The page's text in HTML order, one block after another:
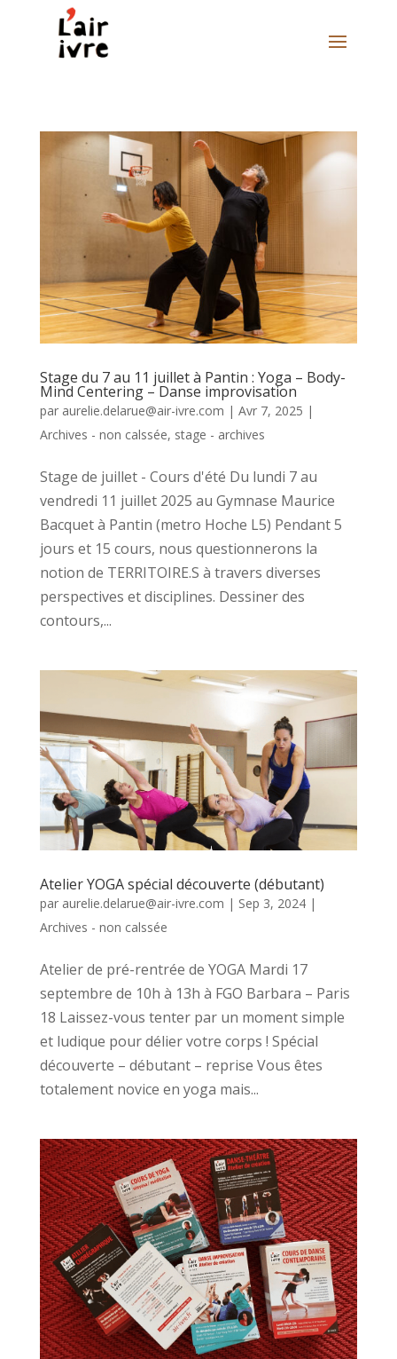
Stage du 7 au 11 juillet à Pantin : Yoga – Body-
Mind Centering – Danse improvisation
par aurelie.delarue@air-ivre.com | Avr 7, 2025 |
Archives - non calssée, stage - archives
Stage de juillet - Cours d'été Du lundi 7 au
vendredi 11 juillet 2025 au Gymnase Maurice
Bacquet à Pantin (metro Hoche L5) Pendant 5
jours et 15 cours, nous questionnerons la
notion de TERRITOIRE.S à travers diverses
perspectives et disciplines. Dessiner des
contours,...
Atelier YOGA spécial découverte (débutant)
par aurelie.delarue@air-ivre.com | Sep 3, 2024|
Archives - non calssée
Atelier de pré-rentrée de YOGA Mardi 17
septembre de 10h à 13h à FGO Barbara – Paris
18 Laissez-vous tenter par un moment simple
et ludique pour délier votre corps ! Spécial
découverte – débutant – reprise Vous êtes
totalement novice en yoga mais...